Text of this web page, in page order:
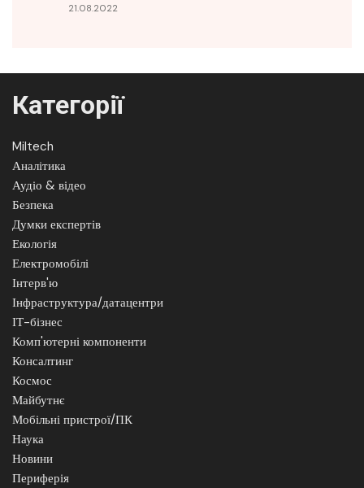
21.08.2022
Категорії
Miltech
Аналітика
Аудіо & відео
Безпека
Думки експертів
Екологія
Електромобілі
Інтерв'ю
Інфраструктура/датацентри
ІТ-бізнес
Комп'ютерні компоненти
Консалтинг
Космос
Майбутнє
Мобільні пристрої/ПК
Наука
Новини
Периферія